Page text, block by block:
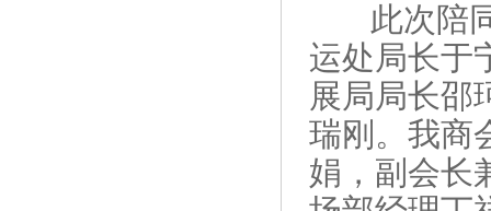
此次陪同
运处局长于
展局局长邵
瑞刚。我商
娟，副会长